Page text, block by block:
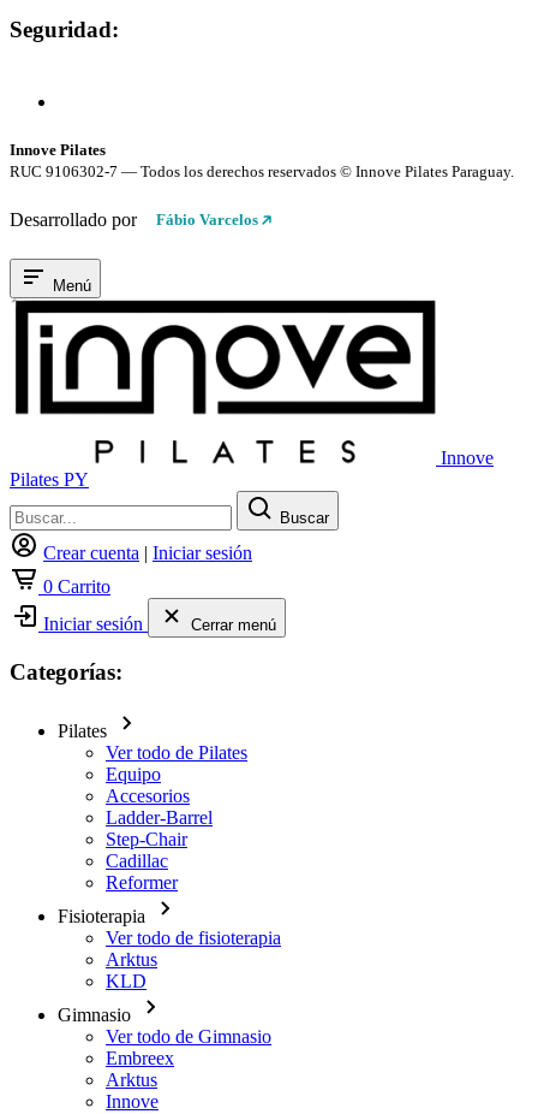
Seguridad:
Innove Pilates
RUC 9106302-7 — Todos los derechos reservados © Innove Pilates Paraguay.
Desarrollado por Fábio Varcelos
Menú
Innove
Pilates PY
Buscar
Crear cuenta | Iniciar sesión
0 Carrito
Iniciar sesión
Cerrar menú
Categorías:
Pilates
Ver todo de Pilates
Equipo
Accesorios
Ladder-Barrel
Step-Chair
Cadillac
Reformer
Fisioterapia
Ver todo de fisioterapia
Arktus
KLD
Gimnasio
Ver todo de Gimnasio
Embreex
Arktus
Innove